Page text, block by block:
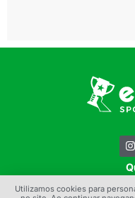
Utilizamos cookies para